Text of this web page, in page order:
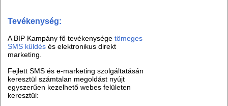
Tevékenység:
A BIP Kampány fő tevékenységetömeges
SMS küldés és elektronikus direkt
marketing.
Fejlett SMS és e-marketing szolgáltatásán
keresztül számtalan megoldást nyújt
egyszerűen kezelhető webes felületen
keresztül: